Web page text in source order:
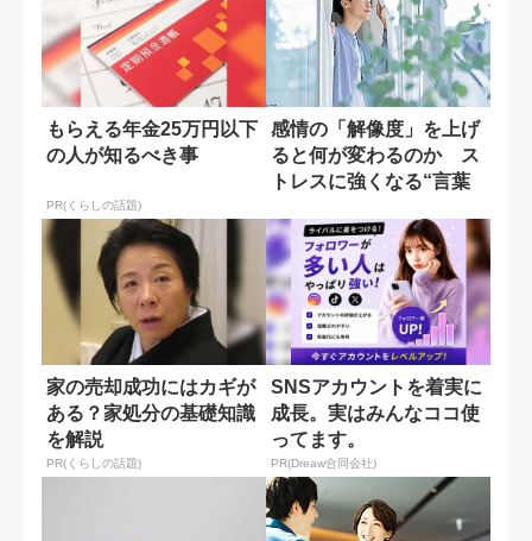
もらえる年金25万円以下
の人が知るべき事
PR(くらしの話題)
感情の「解像度」を上げ
ると何が変わるのか ス
トレスに強くなる“言葉
家の売却成功にはカギが
ある？家処分の基礎知識
を解説
PR(くらしの話題)
SNSアカウントを着実に
成長。実はみんなココ使
ってます。
PR(Dreaw合同会社)